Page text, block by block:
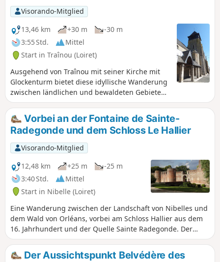
Visorando-Mitglied
13,46 km
+30 m
-30 m
3:55 Std.
Mittel
Start in Traînou (Loiret)
Ausgehend von Traînou mit seiner Kirche mit
Glockenturm bietet diese idyllische Wanderung
zwischen ländlichen und bewaldeten Gebieten
Lebensräume mit einer besonders reichen Flora
und Fauna.
Vorbei an der Fontaine de Sainte-
Radegonde und dem Schloss Le Hallier
Visorando-Mitglied
12,48 km
+25 m
-25 m
3:40 Std.
Mittel
Start in Nibelle (Loiret)
Eine Wanderung zwischen der Landschaft von Nibelles und
dem Wald von Orléans, vorbei am Schloss Hallier aus dem
16. Jahrhundert und der Quelle Sainte Radegonde. Der
Legende nach soll die Königin der Franken mit einem
Schlag ihrer Ferse eine Quelle mit wundersamen Kräften
entspringen lassen haben.
Der Aussichtspunkt Belvédère des